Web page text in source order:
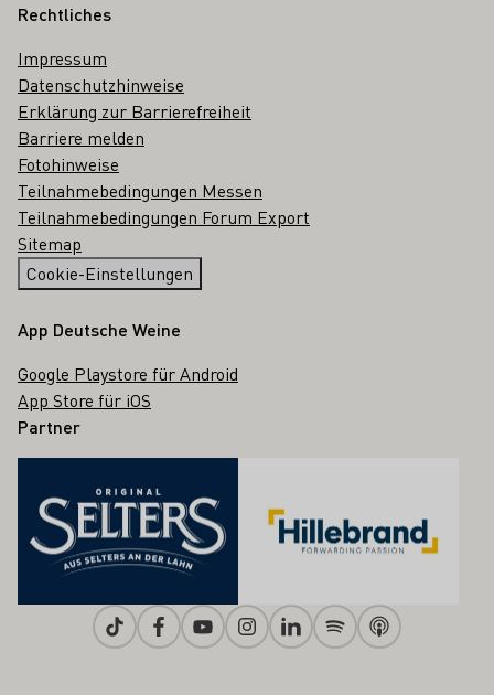
Rechtliches
Impressum
Datenschutzhinweise
Erklärung zur Barrierefreiheit
Barriere melden
Fotohinweise
Teilnahmebedingungen Messen
Teilnahmebedingungen Forum Export
Sitemap
Cookie-Einstellungen
App Deutsche Weine
Google Playstore für Android
App Store für iOS
Partner
TiktokFacebookYoutubeInstagramLinkedinSpotifyApple